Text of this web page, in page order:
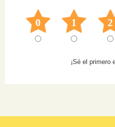
0 1 2
¡Sé el primero